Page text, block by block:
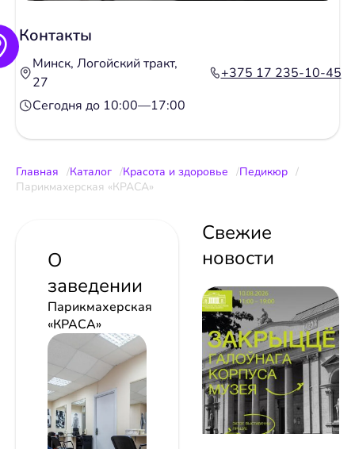
Контакты
Минск, Логойский тракт,
27
+375 17 235-10-45
Сегодня до 10:00—17:00
Главная Каталог Красота и здоровье
Педикюр
Парикмахерская «КРАСА»
О
заведении
Парикмахерская
«КРАСА»
Свежие
новости